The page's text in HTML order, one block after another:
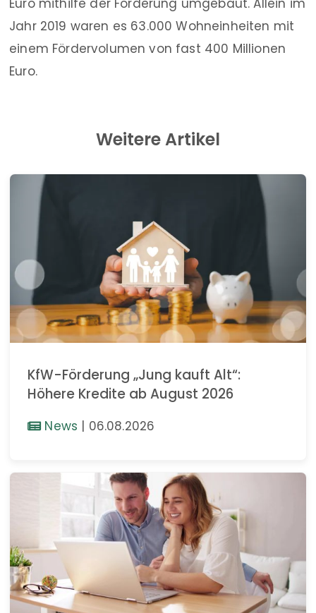
Euro mithilfe der Förderung umgebaut. Allein im
Jahr 2019 waren es 63.000 Wohneinheiten mit
einem Fördervolumen von fast 400 Millionen
Euro.
Weitere Artikel
KfW-Förderung „Jung kauft Alt“:
Höhere Kredite ab August 2026
News | 06.08.2026